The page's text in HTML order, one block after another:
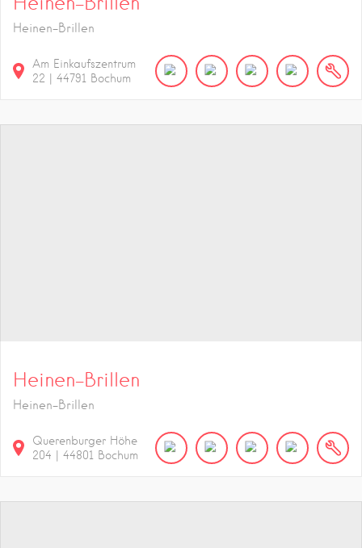
Heinen-Brillen
Am Einkaufszentrum
22
44791 Bochum
Heinen-Brillen
Heinen-Brillen
Querenburger Höhe
204 | 44801 Bochum